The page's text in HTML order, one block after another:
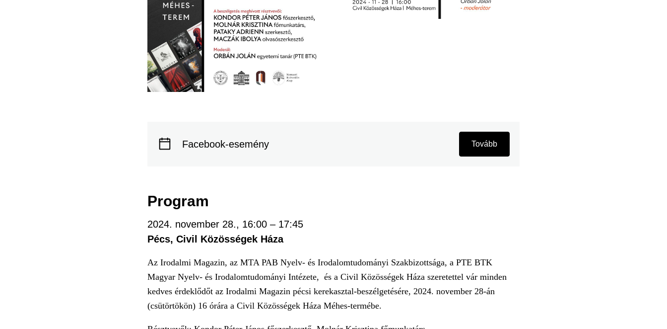
Facebook-esemény Tovább
Program
2024. november 28., 16:00 – 17:45
Pécs, Civil Közösségek Háza
Az Irodalmi Magazin, az MTA PAB Nyelv- és Irodalomtudományi Szakbizottsága, a PTE BTK
Magyar Nyelv- és Irodalomtudományi Intézete, és a Civil Közösségek Háza szeretettel vár minden
kedves érdeklődőt az Irodalmi Magazin pécsi kerekasztal-beszélgetésére, 2024. november 28-án
(csütörtökön) 16 órára a Civil Közösségek Háza Méhes-termébe.